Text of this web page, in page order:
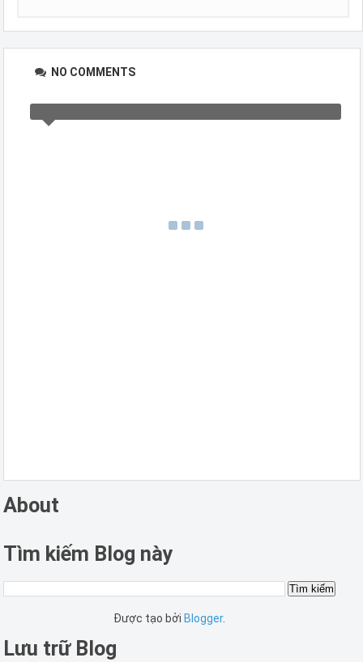
NO COMMENTS
About
Tìm kiếm Blog này
Được tạo bởi Blogger.
Lưu trữ Blog